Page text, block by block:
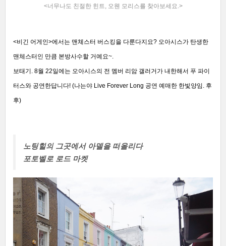
<너무나도 친절한 힌트, 오웬 모리스를 찾아보세요.>
<비긴 어게인>에서는 맨체스터 버스킹을 다룬다지요? 오아시스가 탄생한
맨체스터인 만큼 본방사수할 거예요~.
보태기. 8월 22일에는 오아시스의 전 멤버 리암 갤러거가 내한해서 푸 파이
터스와 공연한답니다! (나는야 Live Forever Long 공연 예매한 한빛양임. 후
후)
노팅힐의 그곳에서 아델을 떠올리다
포토벨로 로드 마켓